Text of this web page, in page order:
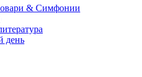
& Симфонии
день